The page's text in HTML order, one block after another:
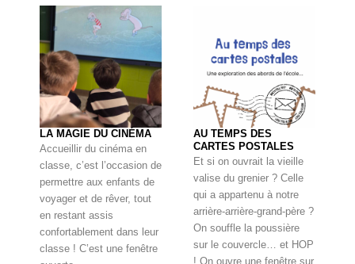
LA MAGIE DU CINÉMA
Accueillir du cinéma en
classe, c’est l’occasion de
permettre aux enfants de
voyager et de rêver, tout
en restant assis
confortablement dans leur
classe ! C’est une fenêtre
AU TEMPS DES
CARTES POSTALES
Et si on ouvrait la vieille
valise du grenier ? Celle
qui a appartenu à notre
arrière-arrière-grand-père ?
On souffle la poussière
sur le couvercle… et HOP
! On ouvre une fenêtre sur